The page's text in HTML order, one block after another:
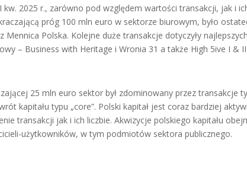
2025 r., zarówno pod względem wartości transakcji, jak i
próg 100 mln euro w sektorze biurowym, było
Polska. Kolejne duże transakcje dotyczyły najlepszych
– Business with Heritage i Wronia 31 a także High 5ive I &
25 mln euro sektor był zdominowany przez transakcje
kapitału typu „core”. Polski kapitał jest coraz bardziej
transakcji jak i ich liczbie. Akwizycje polskiego kapitału
użytkowników, w tym podmiotów sektora publicznego.